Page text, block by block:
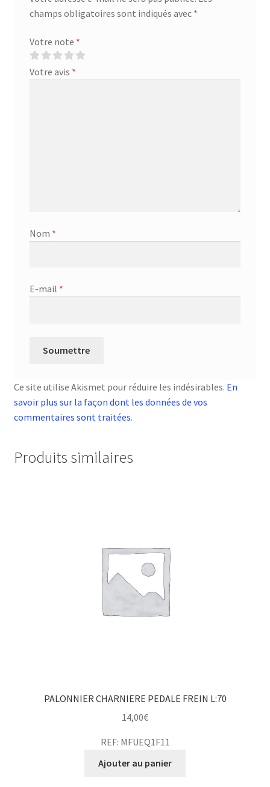
champs obligatoires sont indiqués avec *
Votre note *
Votre avis *
Nom *
E-mail *
Ce site utilise Akismet pour réduire les indésirables. En
savoir plus sur la façon dont les données de vos
commentaires sont traitées.
Produits similaires
PALONNIER CHARNIERE PEDALE FREIN L:70
14,00€
REF: MFUEQ1F11
Ajouter au panier